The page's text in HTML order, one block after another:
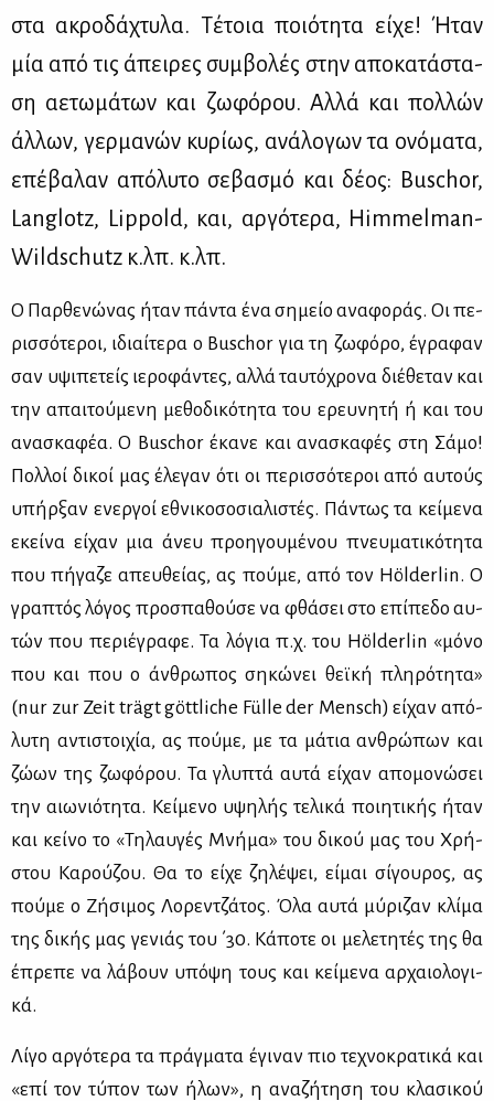
στα ακρο­δά­χτυ­λα. Τέ­τοια ποιό­τη­τα εί­χε! Ήταν
μία από τις άπει­ρες συμ­βο­λές στην απο­κα­τά­στα­
ση αε­τω­μά­των και ζω­φό­ρου. Αλ­λά και πολ­λών
άλ­λων, γερ­μα­νών κυ­ρί­ως, ανά­λο­γων τα ονό­μα­τα,
επέ­βα­λαν από­λυ­το σε­βα­σμό και δέ­ος: Buschor,
Langlotz, Lippold, και, αρ­γό­τε­ρα, Himmelman-
Wildschutz κ.λπ. κ.λπ.
Ο Παρ­θε­νώ­νας ήταν πά­ντα ένα ση­μείο ανα­φο­ράς. Οι πε­
ρισ­σό­τε­ροι, ιδιαί­τε­ρα ο Buschor για τη ζω­φό­ρο, έγρα­φαν
σαν υψι­πε­τείς ιε­ρο­φά­ντες, αλ­λά ταυ­τό­χρο­να διέ­θε­ταν και
την απαι­τού­με­νη με­θο­δι­κό­τη­τα του ερευ­νη­τή ή και του
ανα­σκα­φέα. Ο Buschor έκα­νε και ανα­σκα­φές στη Σά­μο!
Πολ­λοί δι­κοί μας έλε­γαν ότι οι πε­ρισ­σό­τε­ροι από αυ­τούς
υπήρ­ξαν ενερ­γοί εθνι­κο­σο­σια­λι­στές. Πά­ντως τα κεί­με­να
εκεί­να εί­χαν μια άνευ προη­γου­μέ­νου πνευ­μα­τι­κό­τη­τα
που πή­γα­ζε απευ­θεί­ας, ας πού­με, από τον Hölderlin. Ο
γρα­πτός λό­γος προ­σπα­θού­σε να φθά­σει στο επί­πε­δο αυ­
τών που πε­ριέ­γρα­φε. Τα λό­για π.χ. του Hölderlin «μό­νο
που και που ο άν­θρω­πος ση­κώ­νει θεϊ­κή πλη­ρό­τη­τα»
(nur zur Zeit trägt göttliche Fülle der Mensch) εί­χαν από­
λυ­τη αντι­στοι­χία, ας πού­με, με τα μά­τια αν­θρώ­πων και
ζώ­ων της ζω­φό­ρου. Τα γλυ­πτά αυ­τά εί­χαν απο­μο­νώ­σει
την αιω­νιό­τη­τα. Κεί­με­νο υψη­λής τε­λι­κά ποι­η­τι­κής ήταν
και κεί­νο το «Τη­λαυ­γές Μνή­μα» του δι­κού μας του Χρή­
στου Κα­ρού­ζου. Θα το εί­χε ζη­λέ­ψει, εί­μαι σί­γου­ρος, ας
πού­με ο Ζή­σι­μος Λο­ρεν­τζά­τος. Όλα αυ­τά μύ­ρι­ζαν κλί­μα
της δι­κής μας γε­νιάς του ΄30. Κά­πο­τε οι με­λε­τη­τές της θα
έπρε­πε να λά­βουν υπό­ψη τους και κεί­με­να αρ­χαιο­λο­γι­
κά.
Λί­γο αρ­γό­τε­ρα τα πράγ­μα­τα έγι­ναν πιο τε­χνο­κρα­τι­κά και
«επί τον τύ­πον των ήλων», η ανα­ζή­τη­ση του κλα­σι­κού